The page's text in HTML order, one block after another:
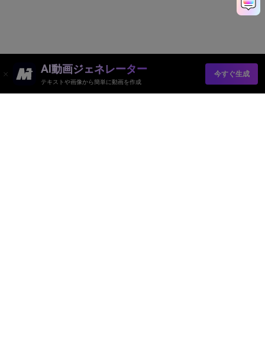
AI動画ジェネレーター
テキストや画像から簡単に動画を作成
今すぐ生成